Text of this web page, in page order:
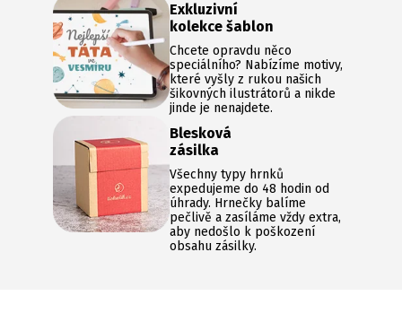
Exkluzivní
kolekce šablon
Chcete opravdu něco
speciálního? Nabízíme motivy,
které vyšly z rukou našich
šikovných ilustrátorů a nikde
jinde je nenajdete.
Blesková
zásilka
Všechny typy hrnků
expedujeme do 48 hodin od
úhrady. Hrnečky balíme
pečlivě a zasíláme vždy extra,
aby nedošlo k poškození
obsahu zásilky.